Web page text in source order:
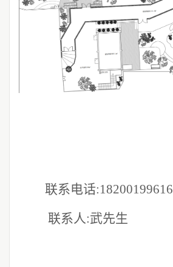
联系电话:18200199616
联系人:武先生